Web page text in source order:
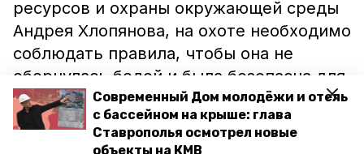
Современный Дом молодёжи и отель
с бассейном на крыше: глава
Ставрополья осмотрел новые
объекты на КМВ
ресурсов и охраны окружающей среды
Андрея Хлопянова, на охоте необходимо
соблюдать правила, чтобы она не
обернулась бедой и была безопасна для
её участников.
Напомним, в минувшем году, по